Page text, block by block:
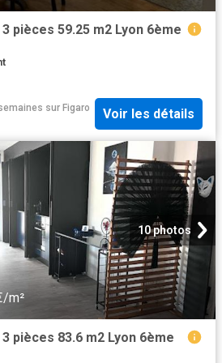
pièces 59.25 m2 Lyon 6ème
sur Figaro
Voir les détails
10 photos
m²
pièces 83.6 m2 Lyon 6ème